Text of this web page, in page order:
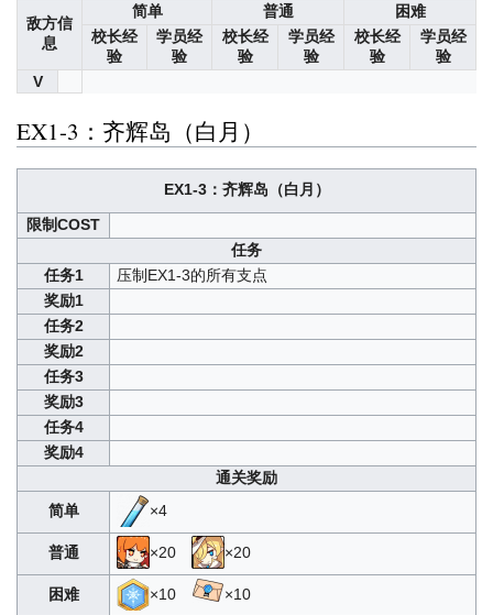
敌方信
息
简单 普通
困难
校长经
验
学员经
验
校长经
验
学员经
验
校长经
验
学员经
验
V
EX1-3：齐辉岛（白月）
EX1-3：齐辉岛（白月）
限制COST
任务
任务1
压制EX1-3的所有支点
奖励1
任务2
奖励2
任务3
奖励3
任务4
奖励4
通关奖励
简单
×4
普通 ×20 ×20
困难 ×10
×10